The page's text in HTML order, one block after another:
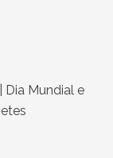
Dia Mundial e